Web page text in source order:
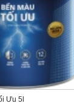
Ưu 5l